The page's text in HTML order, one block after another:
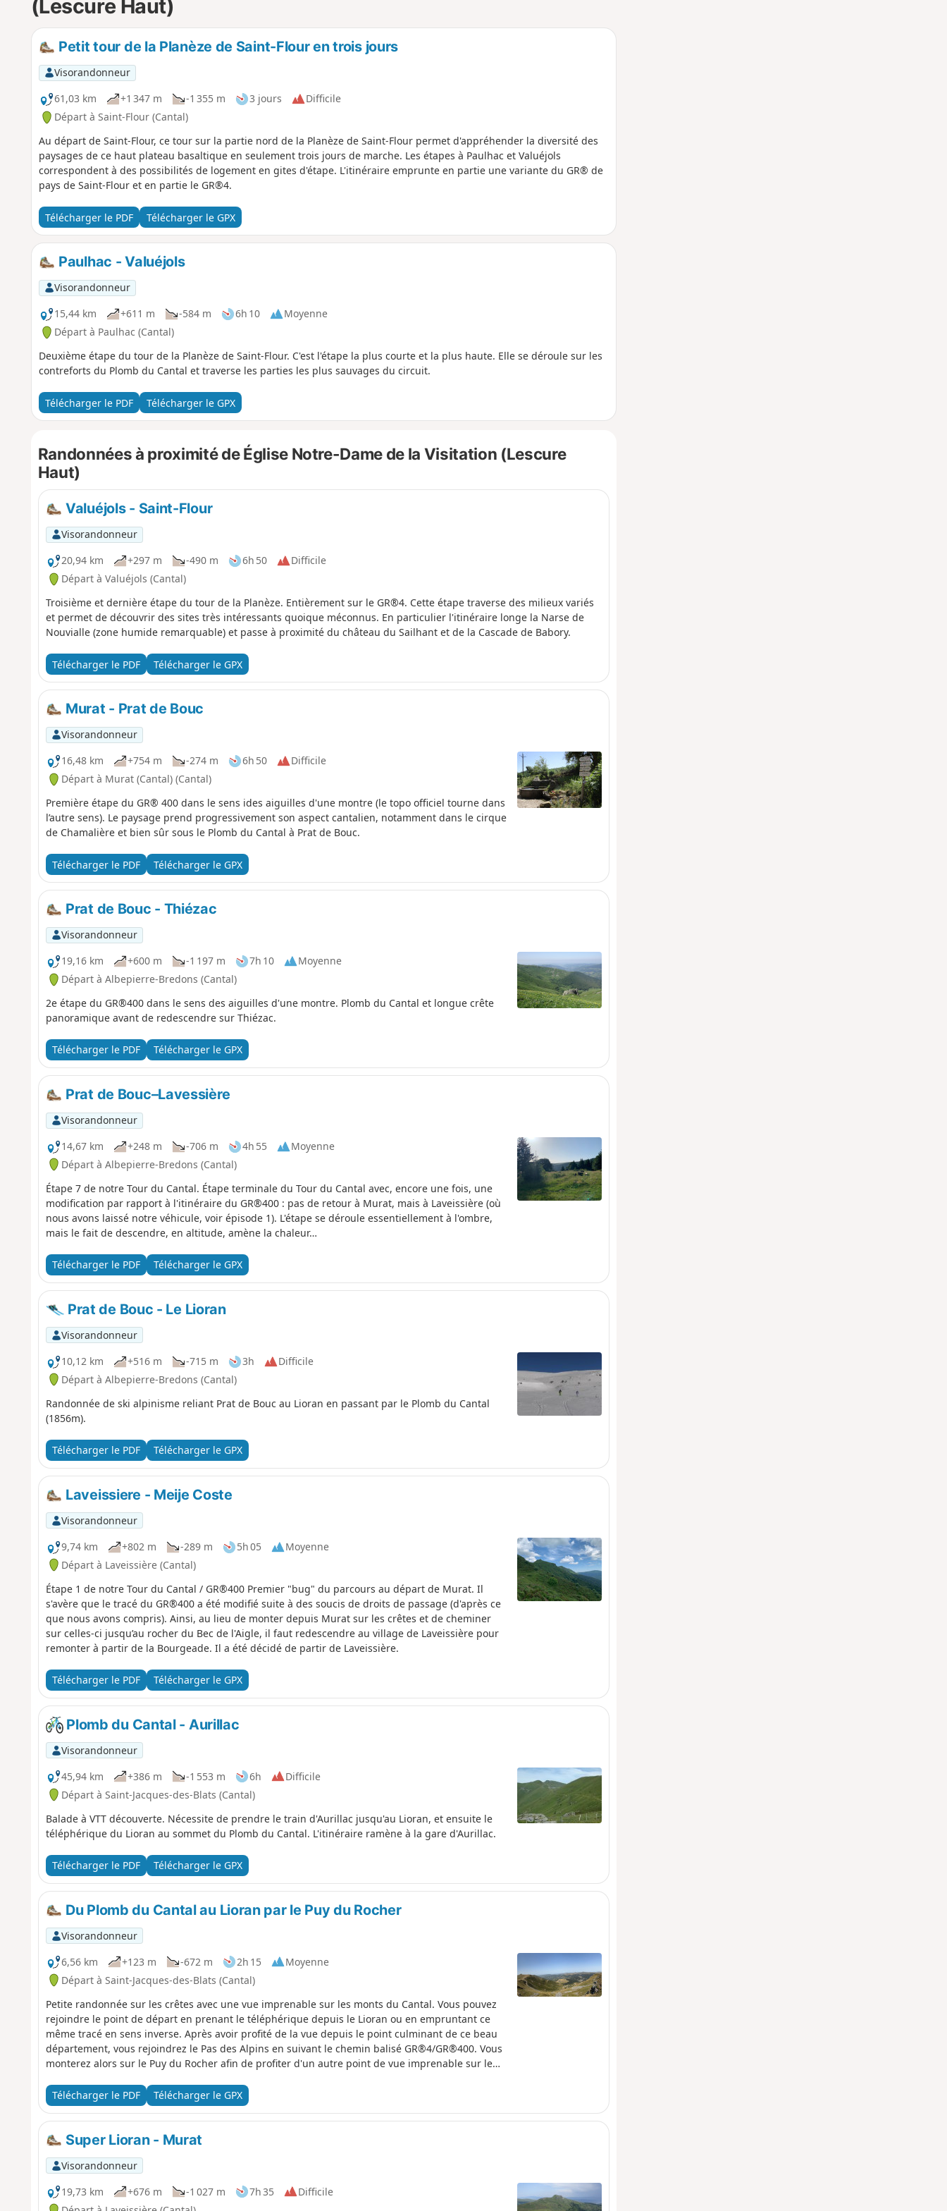
m
i
(Lescure Haut)
Petit tour de la Planèze de Saint-Flour en trois jours
Visorandonneur
61,03 km
+1 347 m -1 355 m 3 jours
Difficile
Départ à Saint-Flour (Cantal)
Au départ de Saint-Flour, ce tour sur la partie nord de la Planèze de Saint-Flour permet d'appréhender la diversité des
paysages de ce haut plateau basaltique en seulement trois jours de marche. Les étapes à Paulhac et Valuéjols
correspondent à des possibilités de logement en gites d'étape. L'itinéraire emprunte en partie une variante du GR® de
pays de Saint-Flour et en partie le GR®4.
Télécharger le PDF Télécharger le GPX
Paulhac - Valuéjols
Visorandonneur
15,44 km
+611 m -584 m 6h 10
Moyenne
Départ à Paulhac (Cantal)
Deuxième étape du tour de la Planèze de Saint-Flour. C'est l'étape la plus courte et la plus haute. Elle se déroule sur les
contreforts du Plomb du Cantal et traverse les parties les plus sauvages du circuit.
Télécharger le PDF Télécharger le GPX
Randonnées à proximité de Église Notre-Dame de la Visitation (Lescure
Haut)
Valuéjols - Saint-Flour
Visorandonneur
20,94 km
+297 m -490 m 6h 50
Difficile
Départ à Valuéjols (Cantal)
Troisième et dernière étape du tour de la Planèze. Entièrement sur le GR®4. Cette étape traverse des milieux variés
et permet de découvrir des sites très intéressants quoique méconnus. En particulier l'itinéraire longe la Narse de
Nouvialle (zone humide remarquable) et passe à proximité du château du Sailhant et de la Cascade de Babory.
Télécharger le PDF Télécharger le GPX
Murat - Prat de Bouc
Visorandonneur
16,48 km
+754 m -274 m 6h 50
Difficile
Départ à Murat (Cantal) (Cantal)
Première étape du GR® 400 dans le sens ides aiguilles d'une montre (le topo officiel tourne dans
l’autre sens). Le paysage prend progressivement son aspect cantalien, notamment dans le cirque
de Chamalière et bien sûr sous le Plomb du Cantal à Prat de Bouc.
Télécharger le PDF Télécharger le GPX
Prat de Bouc - Thiézac
Visorandonneur
19,16 km
+600 m -1 197 m 7h 10
Moyenne
Départ à Albepierre-Bredons (Cantal)
2e étape du GR®400 dans le sens des aiguilles d'une montre. Plomb du Cantal et longue crête
panoramique avant de redescendre sur Thiézac.
Télécharger le PDF Télécharger le GPX
Prat de Bouc–Lavessière
Visorandonneur
14,67 km
+248 m -706 m 4h 55
Moyenne
Départ à Albepierre-Bredons (Cantal)
Étape 7 de notre Tour du Cantal. Étape terminale du Tour du Cantal avec, encore une fois, une
modification par rapport à l'itinéraire du GR®400 : pas de retour à Murat, mais à Laveissière (où
nous avons laissé notre véhicule, voir épisode 1). L'étape se déroule essentiellement à l'ombre,
mais le fait de descendre, en altitude, amène la chaleur…
Télécharger le PDF Télécharger le GPX
Prat de Bouc - Le Lioran
Visorandonneur
10,12 km
+516 m -715 m 3h
Difficile
Départ à Albepierre-Bredons (Cantal)
Randonnée de ski alpinisme reliant Prat de Bouc au Lioran en passant par le Plomb du Cantal
(1856m).
Télécharger le PDF Télécharger le GPX
Laveissiere - Meije Coste
Visorandonneur
9,74 km
+802 m -289 m 5h 05
Moyenne
Départ à Laveissière (Cantal)
Étape 1 de notre Tour du Cantal / GR®400 Premier "bug" du parcours au départ de Murat. Il
s'avère que le tracé du GR®400 a été modifié suite à des soucis de droits de passage (d'après ce
que nous avons compris). Ainsi, au lieu de monter depuis Murat sur les crêtes et de cheminer
sur celles-ci jusqu’au rocher du Bec de l'Aigle, il faut redescendre au village de Laveissière pour
remonter à partir de la Bourgeade. Il a été décidé de partir de Laveissière.
Télécharger le PDF Télécharger le GPX
Plomb du Cantal - Aurillac
Visorandonneur
45,94 km
+386 m -1 553 m 6h
Difficile
Départ à Saint-Jacques-des-Blats (Cantal)
Balade à VTT découverte. Nécessite de prendre le train d'Aurillac jusqu'au Lioran, et ensuite le
téléphérique du Lioran au sommet du Plomb du Cantal. L'itinéraire ramène à la gare d'Aurillac.
Télécharger le PDF Télécharger le GPX
Du Plomb du Cantal au Lioran par le Puy du Rocher
Visorandonneur
6,56 km
+123 m -672 m 2h 15
Moyenne
Départ à Saint-Jacques-des-Blats (Cantal)
Petite randonnée sur les crêtes avec une vue imprenable sur les monts du Cantal. Vous pouvez
rejoindre le point de départ en prenant le téléphérique depuis le Lioran ou en empruntant ce
même tracé en sens inverse. Après avoir profité de la vue depuis le point culminant de ce beau
département, vous rejoindrez le Pas des Alpins en suivant le chemin balisé GR®4/GR®400. Vous
monterez alors sur le Puy du Rocher afin de profiter d'un autre point de vue imprenable sur le
La balade se termine dans la forêt du Lioran.Attention : après avoir passé le Puy du Rocher, deux
zones peuvent sembler un peu difficiles pour certains car nécessitent de descendre la roche,
mais des aides ont été mises en place.
Télécharger le PDF Télécharger le GPX
Super Lioran - Murat
Visorandonneur
19,73 km
+676 m -1 027 m 7h 35
Difficile